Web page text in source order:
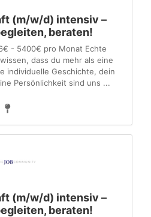
(m/w/d) intensiv –
beraten!
- 5400€ pro Monat Echte
dass du mehr als eine
individuelle Geschichte, dein
Persönlichkeit sind uns ...
(m/w/d) intensiv –
beraten!